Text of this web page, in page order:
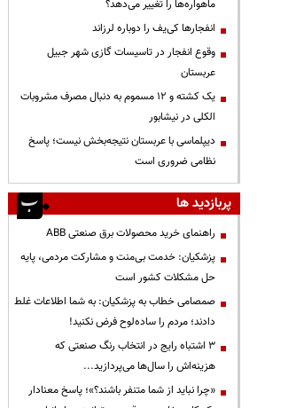
ماهواره‌ها را تغییر می‌دهد؟
انفجارها کی‌یف را دوباره لرزاند
وقوع انفجار در تاسیسات گازی شهر جبیل
عربستان
یک کشته و ۱۲ مسموم به دنبال مصرف مشروبات
الکلی در نیشابور
دیپلماسی با عربستان نتیجه‌بخش نیست؛ پاسخ
نظامی ضروری است
پربازدید ها
راهنمای خرید محصولات برق صنعتی ABB
پزشکیان: خدمت بی‌منت و مشارکت مردمی، پایه
حل مشکلات کشور است
صمصامی خطاب به پزشکیان: به شما اطلاعات غلط
دادند؛ مردم را ساده‌لوح فرض نکنید!
3 اشتباه رایج در انتخاب رنگ صنعتی که
هزینه‌اش را سال‌ها می‌پردازید...
«چرا نباید از شما متنفر باشند؟»؛ پاسخ معنادار